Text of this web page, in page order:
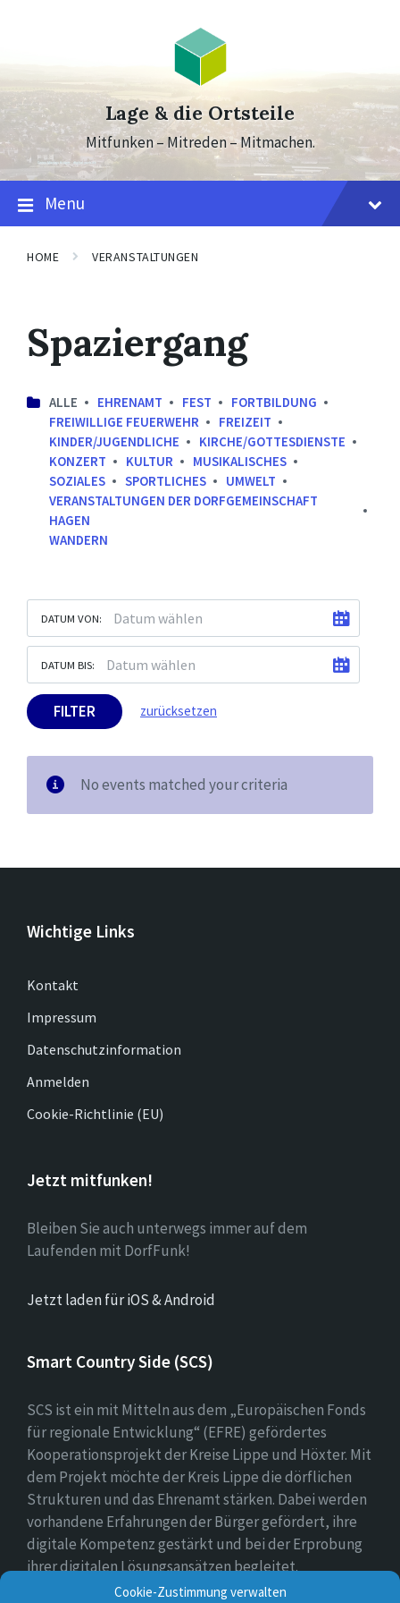
Cookie-Zustimmung verwalten
Lage & die Ortsteile
Mitfunken – Mitreden – Mitmachen.
Menu
HOME VERANSTALTUNGEN
Spaziergang
ALLE EHRENAMT FEST
FORTBILDUNG
FREIWILLIGE FEUERWEHR
FREIZEIT
KINDER/JUGENDLICHE
KIRCHE/GOTTESDIENSTE
KONZERT
KULTUR
MUSIKALISCHES
SOZIALES
SPORTLICHES
UMWELT
VERANSTALTUNGEN DER DORFGEMEINSCHAFT
HAGEN
WANDERN
DATUM VON:
DATUM BIS:
FILTER zurücksetzen
No events matched your criteria
Wichtige Links
Kontakt
Impressum
Datenschutzinformation
Anmelden
Cookie-Richtlinie (EU)
Jetzt mitfunken!
Bleiben Sie auch unterwegs immer auf dem
Laufenden mit DorfFunk!
Jetzt laden für iOS & Android
Smart Country Side (SCS)
SCS ist ein mit Mitteln aus dem „Europäischen Fonds
für regionale Entwicklung“ (EFRE) gefördertes
Kooperationsprojekt der Kreise Lippe und Höxter. Mit
dem Projekt möchte der Kreis Lippe die dörflichen
Strukturen und das Ehrenamt stärken. Dabei werden
vorhandene Erfahrungen der Bürger gefördert, ihre
digitale Kompetenz gestärkt und bei der Erprobung
ihrer digitalen Lösungsansätzen begleitet.